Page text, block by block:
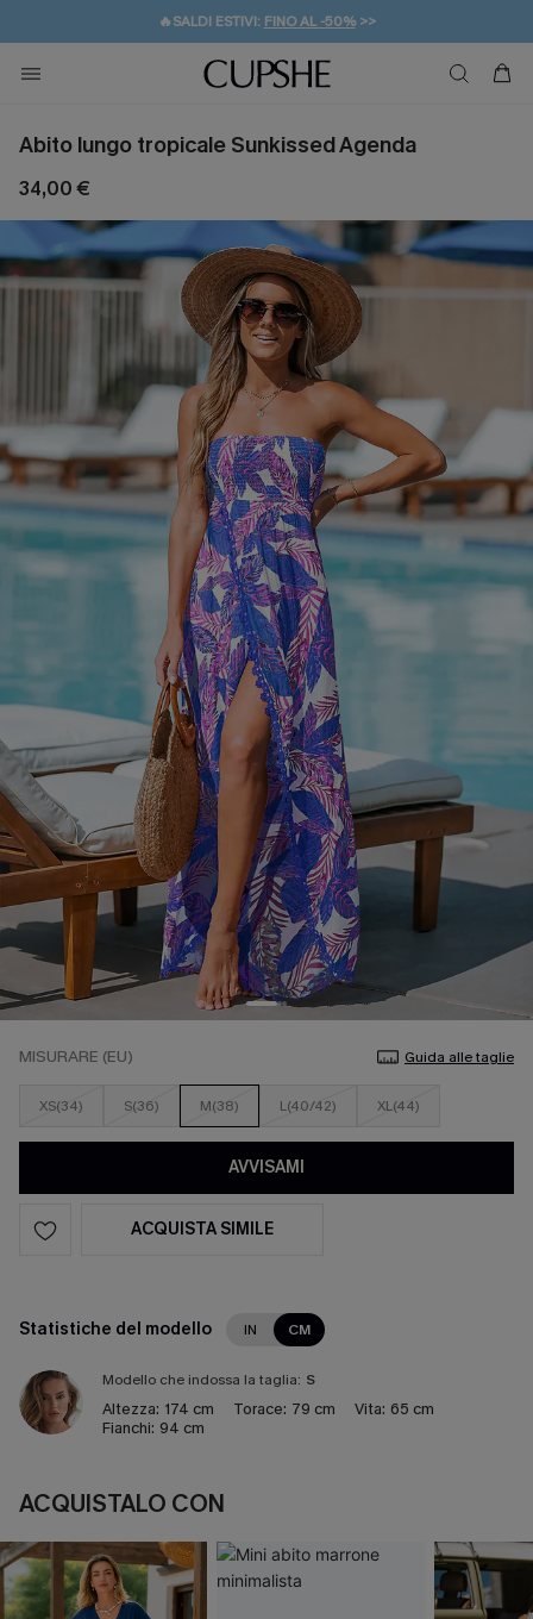
🔥SALDI ESTIVI: FINO AL -50%>>
🚚SPEDIZIONE GRATUITA DA 49€
💌REGALO PER I NUOVI: 20% DI SCONTO*
Abito lungo tropicale Sunkissed Agenda
34,00 €
MISURARE (EU) Guida alle taglie
XS(34) S(36) M(38) L(40/42) XL(44)
AVVISAMI
ACQUISTA SIMILE
Statistiche del modello IN CM
Modello che indossa la taglia: S
Altezza: 174 cm Torace: 79 cm Vita: 65 cm
Fianchi: 94 cm
ACQUISTALO CON